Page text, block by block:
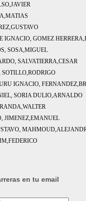
IGNACIO, GOMEZ
SOSA,MIGUEL
SALVATIERRA,CESAR
IGNACIO,
SORIA DULIO,ARNALDO
JIMENEZ,EMANUEL
en tu email